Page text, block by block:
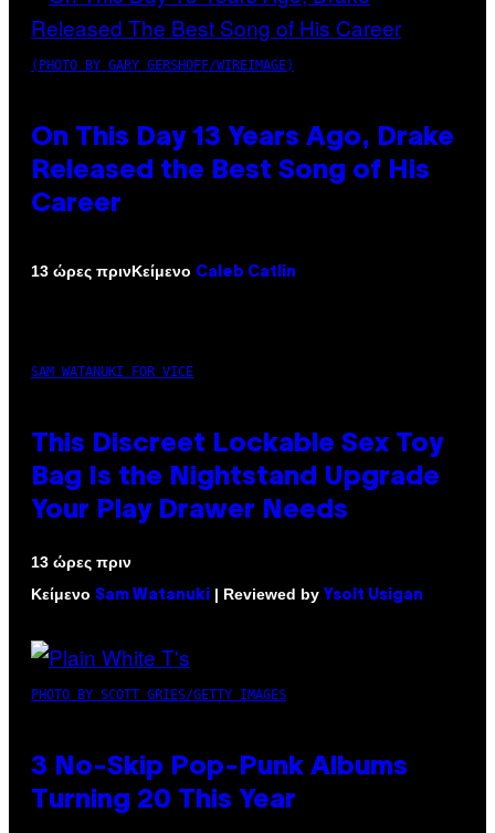
(PHOTO BY GARY GERSHOFF/WIREIMAGE)
On This Day 13 Years Ago, Drake
Released the Best Song of His
Career
13 ώρες πρινΚείμενο Caleb Catlin
SAM WATANUKI FOR VICE
This Discreet Lockable Sex Toy
Bag Is the Nightstand Upgrade
Your Play Drawer Needs
13 ώρες πριν
Κείμενο Sam Watanuki | Reviewed by Ysolt Usigan
PHOTO BY SCOTT GRIES/GETTY IMAGES
3 No-Skip Pop-Punk Albums
Turning 20 This Year